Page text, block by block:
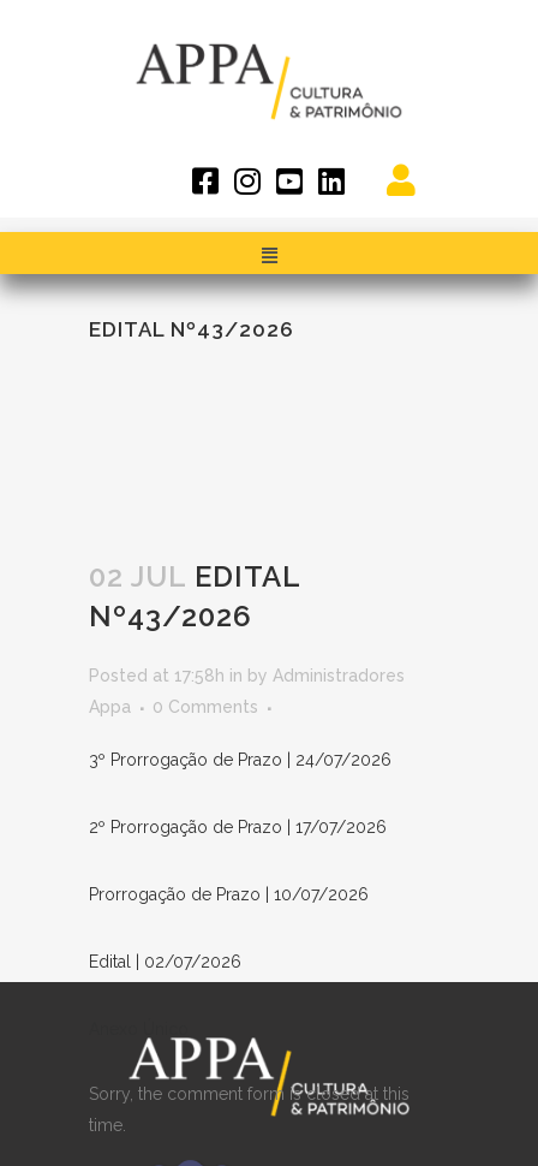
EDITAL Nº43/2026
02 JUL EDITAL
Nº43/2026
Posted at 17:58h in by Administradores
Appa
0 Comments
3º Prorrogação de Prazo | 24/07/2026
2º Prorrogação de Prazo | 17/07/2026
Prorrogação de Prazo | 10/07/2026
Edital | 02/07/2026
Sorry, the comment form is closed at this
time.